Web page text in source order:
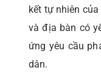
kết tự nhiên
và địa bàn có
ứng yêu cầu
dân.